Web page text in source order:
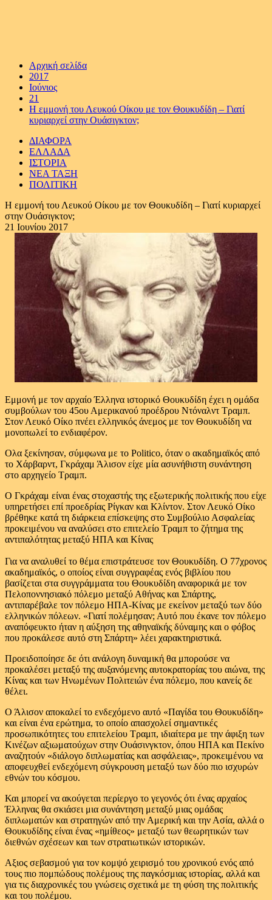
Αρχική σελίδα
2017
Ιούνιος
21
Η εμμονή του Λευκού Οίκου με τον Θουκυδίδη – Γιατί
κυριαρχεί στην Ουάσιγκτον;
ΔΙΑΦΟΡΑ
ΕΛΛΑΔΑ
ΙΣΤΟΡΙΑ
ΝΕΑ ΤΑΞΗ
ΠΟΛΙΤΙΚΗ
Η εμμονή του Λευκού Οίκου με τον Θουκυδίδη – Γιατί κυριαρχεί
στην Ουάσιγκτον;
21 Ιουνίου 2017
Εμμονή με τον αρχαίο Έλληνα ιστορικό Θουκυδίδη έχει η ομάδα
συμβούλων του 45ου Αμερικανού προέδρου Ντόναλντ Τραμπ.
Στον Λευκό Οίκο πνέει ελληνικός άνεμος με τον Θουκυδίδη να
μονοπωλεί το ενδιαφέρον.
Ολα ξεκίνησαν, σύμφωνα με το Politico, όταν ο ακαδημαϊκός από
το Χάρβαρντ, Γκράχαμ Άλισον είχε μία ασυνήθιστη συνάντηση
στο αρχηγείο Τραμπ.
Ο Γκράχαμ είναι ένας στοχαστής της εξωτερικής πολιτικής που είχε
υπηρετήσει επί προεδρίας Ρίγκαν και Κλίντον. Στον Λευκό Οίκο
βρέθηκε κατά τη διάρκεια επίσκεψης στο Συμβούλιο Ασφαλείας
προκειμένου να αναλύσει στο επιτελείο Τραμπ το ζήτημα της
αντιπαλότητας μεταξύ ΗΠΑ και Κίνας
Για να αναλυθεί το θέμα επιστράτευσε τον Θουκυδίδη. Ο 77χρονος
ακαδημαϊκός, ο οποίος είναι συγγραφέας ενός βιβλίου που
βασίζεται στα συγγράμματα του Θουκυδίδη αναφορικά με τον
Πελοποννησιακό πόλεμο μεταξύ Αθήνας και Σπάρτης,
αντιπαρέβαλε τον πόλεμο ΗΠΑ-Κίνας με εκείνον μεταξύ των δύο
ελληνικών πόλεων. «Γιατί πολέμησαν; Αυτό που έκανε τον πόλεμο
αναπόφευκτο ήταν η αύξηση της αθηναϊκής δύναμης και ο φόβος
που προκάλεσε αυτό στη Σπάρτη» λέει χαρακτηριστικά.
Προειδοποίησε δε ότι ανάλογη δυναμική θα μπορούσε να
προκαλέσει μεταξύ της αυξανόμενης αυτοκρατορίας του αιώνα, της
Κίνας και των Ηνωμένων Πολιτειών ένα πόλεμο, που κανείς δε
θέλει.
Ο Άλισον αποκαλεί το ενδεχόμενο αυτό «Παγίδα του Θουκυδίδη»
και είναι ένα ερώτημα, το οποίο απασχολεί σημαντικές
προσωπικότητες του επιτελείου Τραμπ, ιδιαίτερα με την άφιξη των
Κινέζων αξιωματούχων στην Ουάσινγκτον, όπου ΗΠΑ και Πεκίνο
αναζητούν «διάλογο διπλωματίας και ασφάλειας», προκειμένου να
αποφευχθεί ενδεχόμενη σύγκρουση μεταξύ των δύο πιο ισχυρών
εθνών του κόσμου.
Και μπορεί να ακούγεται περίεργο το γεγονός ότι ένας αρχαίος
Έλληνας θα σκιάσει μια συνάντηση μεταξύ μιας ομάδας
διπλωματών και στρατηγών από την Αμερική και την Ασία, αλλά ο
Θουκυδίδης είναι ένας «ημίθεος» μεταξύ των θεωρητικών των
διεθνών σχέσεων και των στρατιωτικών ιστορικών.
Αξιος σεβασμού για τον κομψό χειρισμό του χρονικού ενός από
τους πιο πομπώδους πολέμους της παγκόσμιας ιστορίας, αλλά και
για τις διαχρονικές του γνώσεις σχετικά με τη φύση της πολιτικής
και του πολέμου.